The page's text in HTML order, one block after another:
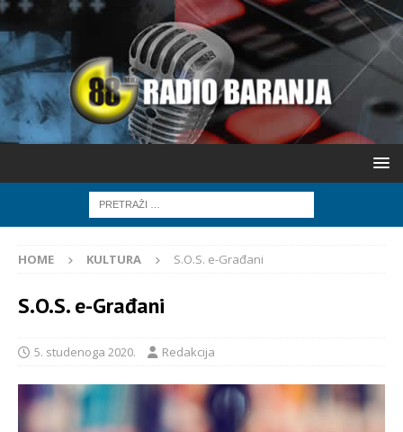
HOME KULTURA S.O.S. e-Građani
S.O.S. e-Građani
5. studenoga 2020. Redakcija